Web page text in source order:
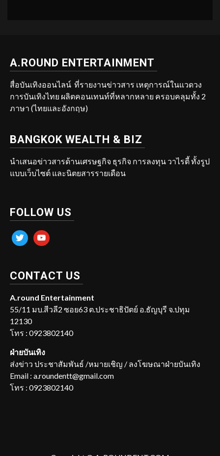
A.ROUND ENTERTAINMENT
สื่อบันเทิงออนไลน์ ที่รายงานข่าวสาร เหตุการณ์ในแวดวง
การบันเทิงไทย ผลิตคอนเทนท์ที่หลากหลาย ครอบคลุมทั้ง 2
ภาษา (ไทยและอังกฤษ)
BANGKOK WEALTH & BIZ
นำเสนอข่าวสารด้านเศรษฐกิจ ธุรกิจ การลงทุน วาไรตี้ ทั้งรูป
แบบเว็บไซต์ และนิตยสารรายเดือน
FOLLOW US
twitter youtube
CONTACT US
A.round Entertainment
55/11 มบ.สีวลี2 ซอย63 ต.ประชาธิปัตย์ อ.ธัญบุรี จ.ปทุม
12130
โทร : 0923802140
ฝ่ายบันเทิง
ส่งข่าว ประชาสัมพันธ์ /หมายเชิญ / ลงโฆษณาฝ่ายบันเทิง
Email : a.roundentt@gmail.com
โทร : 0923802140